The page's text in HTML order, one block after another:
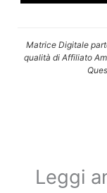
Matrice Digitale
qualità di Affiliato
Leggi